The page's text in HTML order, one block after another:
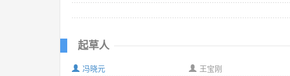
起草人
冯晓元 王宝刚